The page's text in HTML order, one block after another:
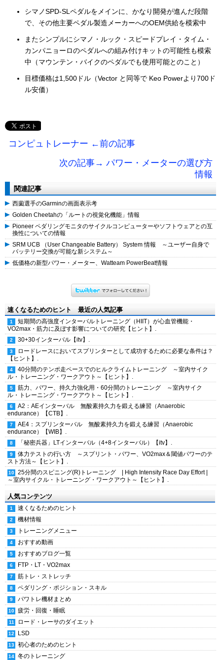
シマノSPD-SLペダルをメインに、かなり開発が進んだ段階
で、その他主要ペダル製造メーカーへのOEM供給を模索中
またシンプルにシマノ・ルック・スピードプレイ・タイム・
カンパニョーロのペダルへの組み付けキットの可能性も模索
中（マウンテン・バイクのペダルでも使用可能とのこと）
目標価格は1,500ドル（Vector と同等で Keo Powerより700ド
ル安価）
コンピュトレーナー ←前の記事
次の記事→ パワー・メーターの選び方
情報
関連記事
西薗選手のGarminの画面表示考
Golden Cheetahの「ルートの視覚化機能」情報
Pioneer ペダリングモニタのサイクルコンピューターやソフトウェアとの互
換性についての情報
SRM UCB （User Changeable Battery） System 情報 ～ユーザー自身で
バッテリー交換が可能な新システム～
低価格の新型パワー・メーター、Watteam PowerBeat情報
速くなるためのヒント 最近の人気記事
短期間の高強度インターバルトレーニング（HIIT）が心血管機能・
VO2max・筋力に及ぼす影響についての研究【ヒント】.
30+30インターバル【itv】.
ロードレースにおいてスプリンターとして成功するために必要な条件は？
【ヒント】.
40分間のテンポ走ペースでのヒルクライムトレーニング ～室内サイク
ル・トレーニング・ワークアウト～【ヒント】.
筋力、パワー、持久力強化用・60分間のトレーニング ～室内サイク
ル・トレーニング・ワークアウト～【ヒント】.
A2：AEインターバル 無酸素持久力を鍛える練習（Anaerobic
endurance）【CTB】.
AE4：スプリンターバル 無酸素持久力を鍛える練習（Anaerobic
endurance）【WIB】.
「秘密兵器」LTインターバル（4+8インターバル）【itv】.
体力テストの行い方 ～スプリント・パワー、VO2max＆閾値パワーのテ
スト方法～【ヒント】.
25分間のスピニング(R)トレーニング | High Intensity Race Day Effort |
～室内サイクル・トレーニング・ワークアウト～【ヒント】.
人気コンテンツ
速くなるためのヒント
機材情報
トレーニングメニュー
おすすめ動画
おすすめブログ一覧
FTP・LT・VO2max
筋トレ・ストレッチ
ペダリング・ポジション・スキル
パワトレ機材まとめ
疲労・回復・睡眠
ロード・レーサのダイエット
LSD
初心者のためのヒント
冬のトレーニング